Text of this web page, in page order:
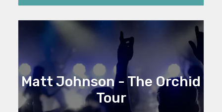
Matt Johnson - The Orchid
Tour